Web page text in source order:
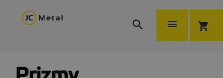
  shopping_cart